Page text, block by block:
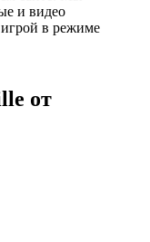
и видео
в режиме
от